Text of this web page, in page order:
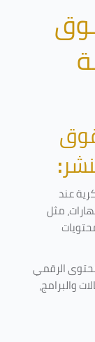
:
عند
مثل
الرقمي
والبرامج،